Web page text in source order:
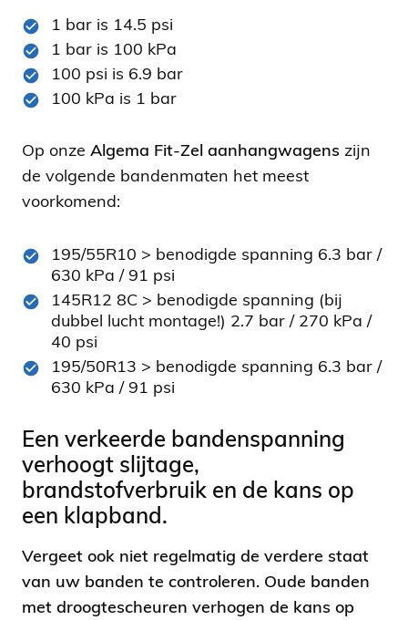
1 bar is 14.5 psi
1 bar is 100 kPa
100 psi is 6.9 bar
100 kPa is 1 bar
Op onze Algema Fit-Zel aanhangwagens zijn
de volgende bandenmaten het meest
voorkomend:
195/55R10 > benodigde spanning 6.3 bar /
630 kPa / 91 psi
145R12 8C > benodigde spanning (bij
dubbel lucht montage!) 2.7 bar / 270 kPa /
40 psi
195/50R13 > benodigde spanning 6.3 bar /
630 kPa / 91 psi
Een verkeerde bandenspanning
verhoogt slijtage,
brandstofverbruik en de kans op
een klapband.
Vergeet ook niet regelmatig de verdere staat
van uw banden te controleren. Oude banden
met droogtescheuren verhogen de kans op